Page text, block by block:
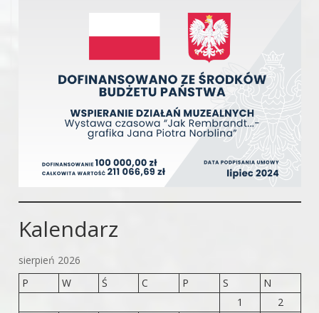
Kalendarz
sierpień 2026
P
W Ś C P S
N
1
2